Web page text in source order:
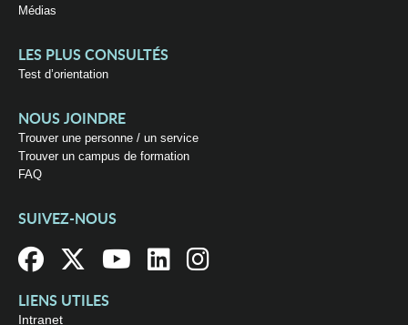
Médias
LES PLUS CONSULTÉS
Test d’orientation
NOUS JOINDRE
Trouver une personne / un service
Trouver un campus de formation
FAQ
SUIVEZ-NOUS
LIENS UTILES
Intranet